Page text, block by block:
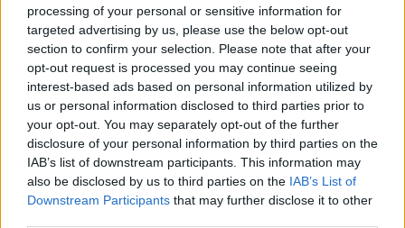
processing of your personal or sensitive information for
targeted advertising by us, please use the below opt-out
section to confirm your selection. Please note that after your
opt-out request is processed you may continue seeing
interest-based ads based on personal information utilized by
us or personal information disclosed to third parties prior to
your opt-out. You may separately opt-out of the further
disclosure of your personal information by third parties on the
IAB’s list of downstream participants. This information may
also be disclosed by us to third parties on the IAB’s List of
Downstream Participants that may further disclose it to other
μέρους μας. Ευχαριστούμε θερμά όλους όσοι
πρόσφεραν απλόχερα αυτό που για εκείνους είναι
δεδομένο, αλλά για κάποιους άλλους είναι ακτίδα
σωτηρίας. Δίνω αίμα, μετράει».